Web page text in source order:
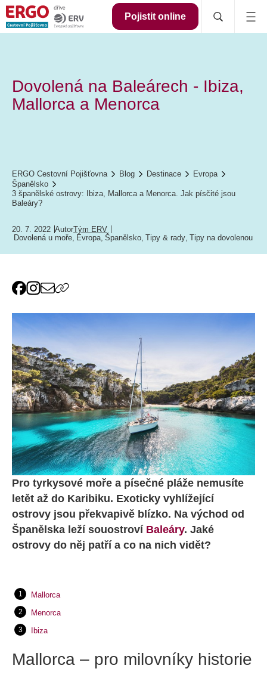
Pojistit online
Dovolená na Baleárech - Ibiza,
Mallorca a Menorca
ERGO Cestovní Pojišťovna Blog Destinace
Evropa
Španělsko
3 španělské ostrovy: Ibiza, Mallorca a Menorca. Jak písčité jsou
Baleáry?
20. 7. 2022 AutorTým ERV
Dovolená u moře, Evropa, Španělsko, Tipy & rady, Tipy na dovolenou
Pro tyrkysové moře a písečné pláže nemusíte
letět až do Karibiku. Exoticky vyhlížející
ostrovy jsou překvapivě blízko. Na východ od
Španělska leží souostroví Baleáry. Jaké
ostrovy do něj patří a co na nich vidět?
Mallorca
Menorca
Ibiza
Mallorca – pro milovníky historie